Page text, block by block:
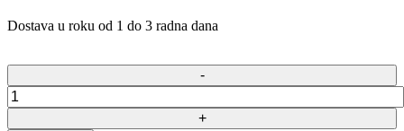
Dostava u roku od 1 do 3 radna dana